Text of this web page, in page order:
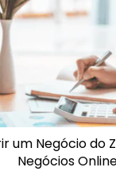
um Negócio do
Negócios